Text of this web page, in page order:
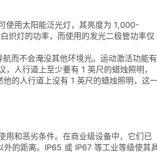
使用太阳能泛光灯，其亮度为 1,000-
炽灯的功率，而使用的发光二极管功率仅
而不会淹没其他环境光。运动激活功能有
人行道上至少要有 1 英尺的蜡烛照明，
的人行道上没有 1 英尺的蜡烛照明，这
用和恶劣条件。在商业级设备中，它们已
的距离。IP65 或 IP67 等工业等级使其